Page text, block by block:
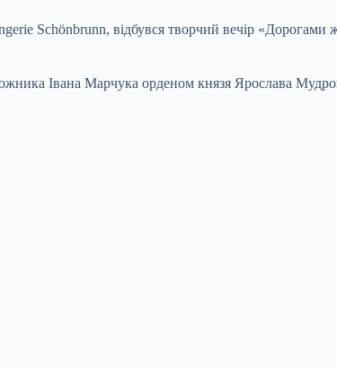
Schönbrunn, відбувся творчий вечір
Івана Марчука орденом князя Ярослава